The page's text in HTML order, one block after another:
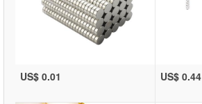
US$ 0.01 US$ 0.44